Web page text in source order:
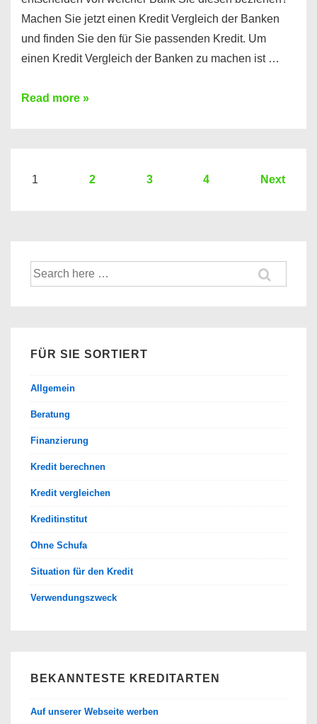
Machen Sie jetzt einen Kredit Vergleich der Banken
und finden Sie den für Sie passenden Kredit. Um
einen Kredit Vergleich der Banken zu machen ist …
Sie
Hier
Banken
Read more »
Seitennummerierung
1 2 3 4 Next
Suche
nach:
FÜR SIE SORTIERT
Allgemein
Beratung
Finanzierung
Kredit berechnen
Kredit vergleichen
Kreditinstitut
Ohne Schufa
Situation für den Kredit
Verwendungszweck
BEKANNTESTE KREDITARTEN
Auf unserer Webseite werben